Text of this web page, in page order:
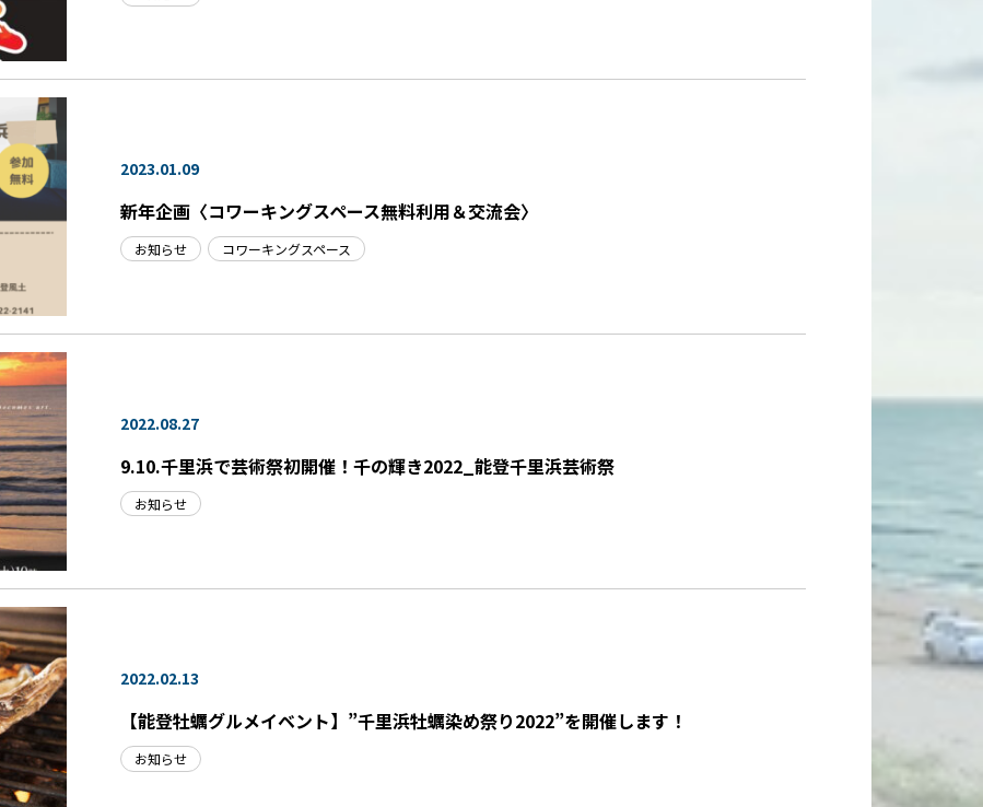
2023.01.09
新年企画〈コワーキングスペース無料利用＆交流会〉
お知らせ コワーキングスペース
2022.08.27
9.10.千里浜で芸術祭初開催！千の輝き2022_能登千里浜芸術祭
お知らせ
2022.02.13
【能登牡蠣グルメイベント】”千里浜牡蠣染め祭り2022”を開催します！
お知らせ